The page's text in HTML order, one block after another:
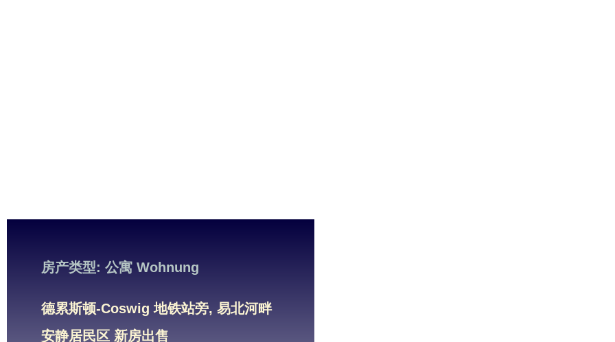
房产类型: 公寓 Wohnung
德累斯顿-Coswig 地铁站旁, 易北河畔
安静居民区 新房出售